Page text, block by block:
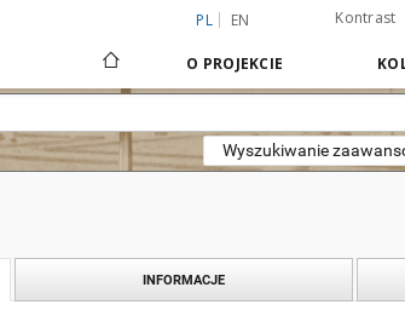
PL EN Kontrast
O PROJEKCIE
Wyszukiwanie
INFORMACJE